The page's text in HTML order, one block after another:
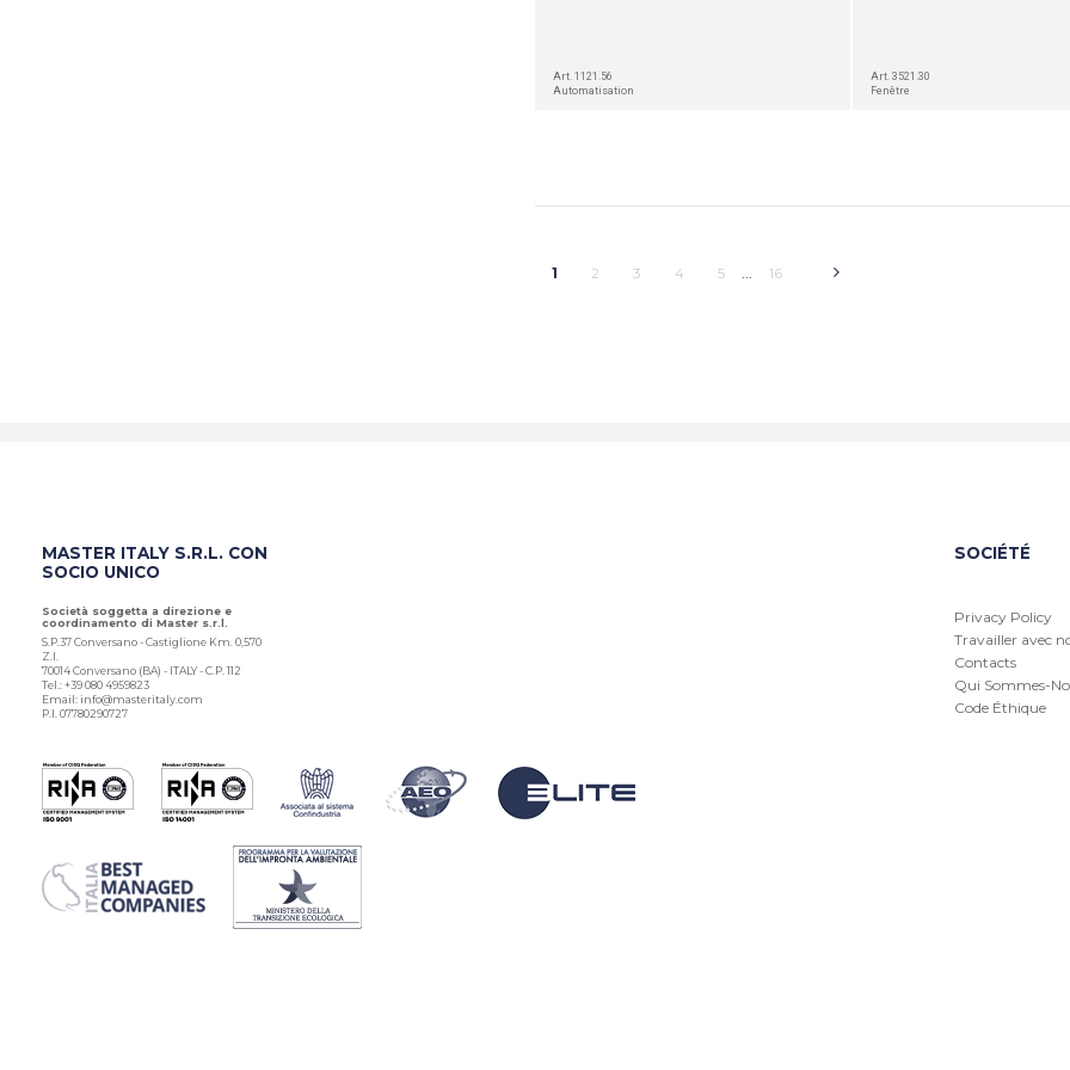
Art. 1121.56
Automatisation
Art. 3521.30
Fenêtre
1 2 3 4 5 16
MASTER ITALY S.R.L. CON
SOCIO UNICO
Società soggetta a direzione e
coordinamento di Master s.r.l.
S.P.37 Conversano - Castiglione Km. 0,570
Z.I.
70014 Conversano (BA) - ITALY - C.P. 112
Tel.: +39 080 4959823
Email: info@masteritaly.com
P.I. 07780290727
SOCIÉTÉ
Privacy Policy
Travailler avec
Contacts
Qui Sommes-
Code Éthique